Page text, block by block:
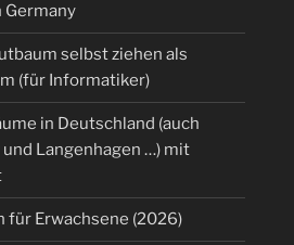
Germany
selbst ziehen als
(für Informatiker)
in Deutschland (auch
Langenhagen …) mit
für Erwachsene (2026)